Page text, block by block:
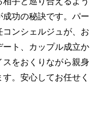
功の秘訣です。パー
コンシェルジュが、お
ート、カップル成立か
をおくりながら親身
。安心してお任せく